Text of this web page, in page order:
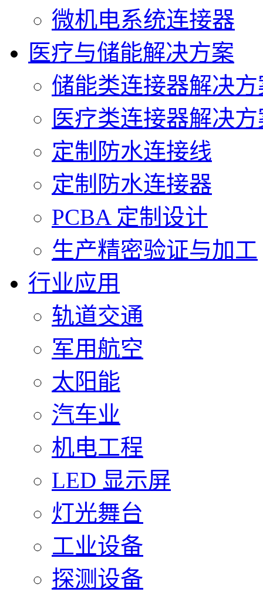
微机电系统连接器
医疗与储能解决方案
储能类连接器解决方
医疗类连接器解决
定制防水连接线
定制防水连接器
PCBA 定制设计
生产精密验证与加工
行业应用
轨道交通
军用航空
太阳能
汽车业
机电工程
LED 显示屏
灯光舞台
工业设备
探测设备